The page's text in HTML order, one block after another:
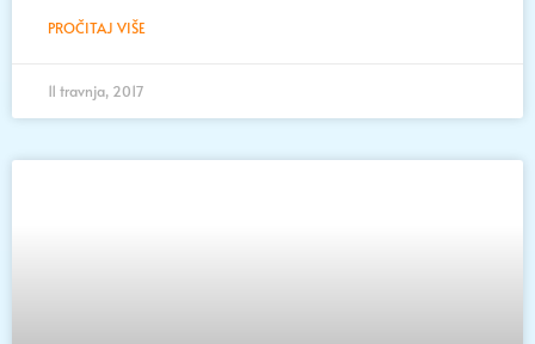
PROČITAJ VIŠE
11 travnja, 2017